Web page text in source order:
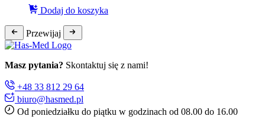
Dodaj do koszyka
Przewijaj
Masz pytania? Skontaktuj się z nami!
+48 33 812 29 64
biuro@hasmed.pl
Od poniedziałku do piątku w godzinach od 08.00 do 16.00